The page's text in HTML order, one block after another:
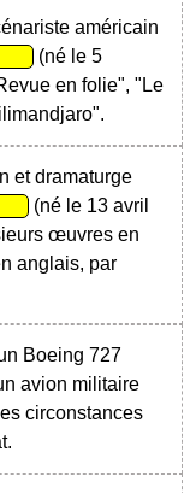
américain
(né le 5
en folie", "Le
et dramaturge
(né le 13 avril
œuvres en
anglais, par
Boeing 727
avion militaire
circonstances